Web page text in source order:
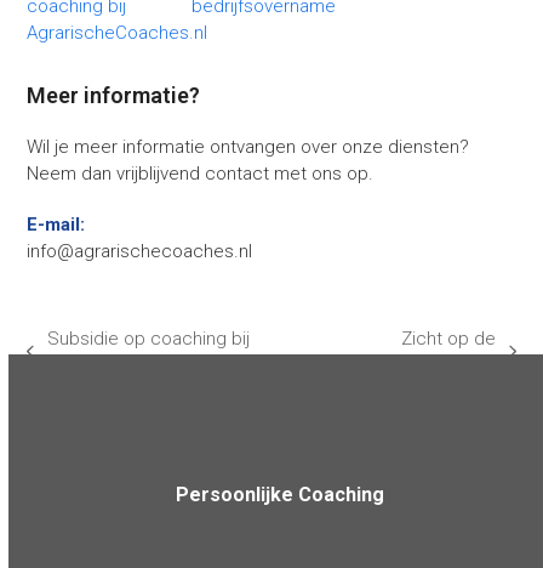
Meer informatie?
Wil je meer informatie ontvangen over onze diensten?
Neem dan vrijblijvend contact met ons op.
E-mail:
info@agrarischecoaches.nl
Subsidie op coaching bij
Zicht op de
Persoonlijke Coaching